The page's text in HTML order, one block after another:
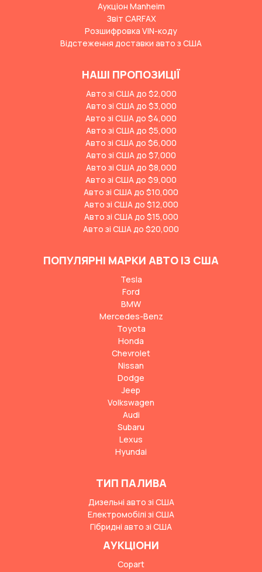
Аукціон Manheim
Звіт CARFAX
Розшифровка VIN-коду
Відстеження доставки авто з США
НАШІ ПРОПОЗИЦІЇ
Авто зі США до $2,000
Авто зі США до $3,000
Авто зі США до $4,000
Авто зі США до $5,000
Авто зі США до $6,000
Авто зі США до $7,000
Авто зі США до $8,000
Авто зі США до $9,000
Авто зі США до $10,000
Авто зі США до $12,000
Авто зі США до $15,000
Авто зі США до $20,000
ПОПУЛЯРНІ МАРКИ АВТО ІЗ США
Tesla
Ford
BMW
Mercedes-Benz
Toyota
Honda
Chevrolet
Nissan
Dodge
Jeep
Volkswagen
Audi
Subaru
Lexus
Hyundai
ТИП ПАЛИВА
Дизельні авто зі США
Електромобілі зі США
Гібридні авто зі США
АУКЦІОНИ
Copart